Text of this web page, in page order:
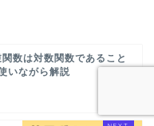
数は対数関数であること
いながら解説